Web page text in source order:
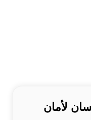
لأمان